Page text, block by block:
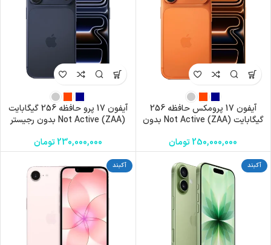
آیفون 17 پرومکس حافظه 256
گیگابایت (ZAA) Not Active بدون
250,000,000تومان
آیفون 17 پرو حافظه 256 گیگابایت
(ZAA) Not Active بدون رجیستر
230,000,000تومان
آکبند آکبند